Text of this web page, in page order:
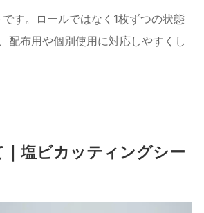
す。ロールではなく1枚ずつの状態
配布用や個別使用に対応しやすくし
塩ビカッティングシー